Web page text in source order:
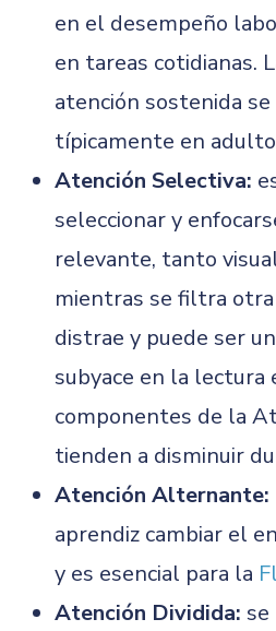
en el desempeño
en tareas cotidianas.
atención sostenida
típicamente en
Atención Selectiva:
seleccionar y
relevante, tanto
mientras se filtra
distrae y puede ser
subyace en la lectura
componentes de la
tienden a disminuir
Atención Alternante:
aprendiz cambiar el
y es esencial para la
Atención Dividida: se